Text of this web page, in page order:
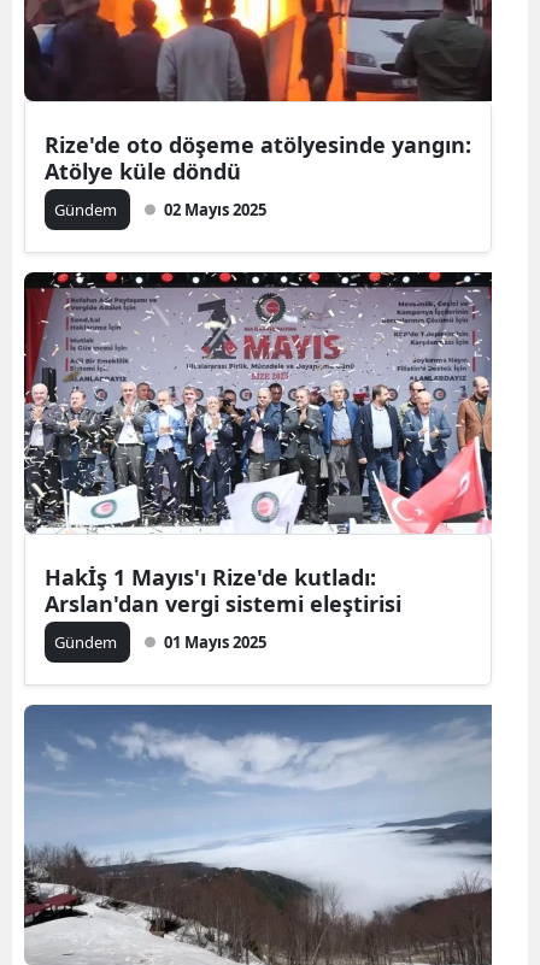
Rize'de oto döşeme atölyesinde yangın:
Atölye küle döndü
Gündem 02 Mayıs 2025
Hakİş 1 Mayıs'ı Rize'de kutladı:
Arslan'dan vergi sistemi eleştirisi
Gündem 01 Mayıs 2025